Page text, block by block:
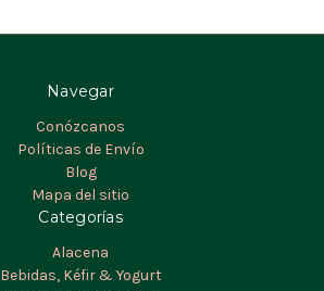
Navegar
Conózcanos
Políticas de Envío
Blog
Mapa del sitio
Categorías
Alacena
Bebidas, Kéfir & Yogurt